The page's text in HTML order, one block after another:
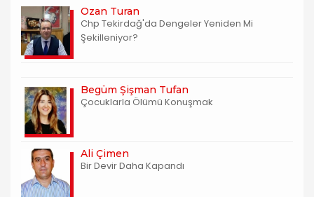
Ozan Turan
Chp Tekirdağ'da Dengeler Yeniden Mi
Şekilleniyor?
Begüm Şişman Tufan
Çocuklarla Ölümü Konuşmak
Ali Çimen
Bir Devir Daha Kapandı